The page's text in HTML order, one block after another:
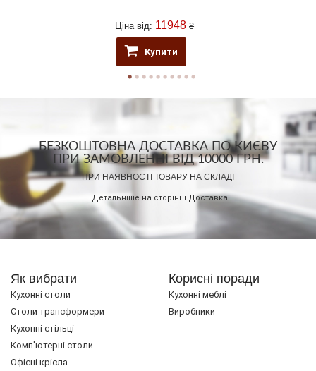
Ціна від: 11948 ₴
Купити
БЕЗКОШТОВНА ДОСТАВКА ПО КИЄВУ
ПРИ ЗАМОВЛЕННІ ВІД 10000 ГРН.
ПРИ НАЯВНОСТІ ТОВАРУ НА СКЛАДІ
Детальніше на сторінці Доставка
Як вибрати
Кухонні столи
Cтоли трансформери
Кухонні стільці
Комп'ютерні столи
Офісні крісла
Корисні поради
Кухонні меблі
Виробники